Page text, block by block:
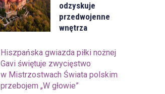
odzyskuje
przedwojenne
wnętrza
Hiszpańska gwiazda piłki nożnej
Gavi świętuje zwycięstwo
w Mistrzostwach Świata polskim
przebojem „W głowie”